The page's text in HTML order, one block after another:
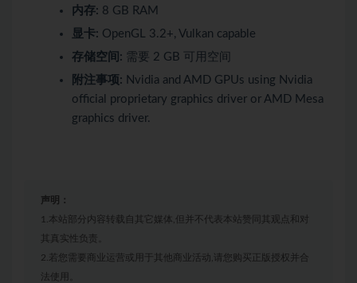
内存: 8 GB RAM
显卡: OpenGL 3.2+, Vulkan capable
存储空间: 需要 2 GB 可用空间
附注事项: Nvidia and AMD GPUs using Nvidia
official proprietary graphics driver or AMD Mesa
graphics driver.
声明：
1.本站部分内容转载自其它媒体,但并不代表本站赞同其观点和对
其真实性负责。
2.若您需要商业运营或用于其他商业活动,请您购买正版授权并合
法使用。